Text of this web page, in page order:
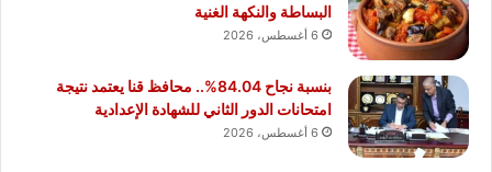
البساطة والنكهة الغنية
6 أغسطس، 2026
بنسبة نجاح 84.04%.. محافظ قنا يعتمد نتيجة
امتحانات الدور الثاني للشهادة الإعدادية
6 أغسطس، 2026